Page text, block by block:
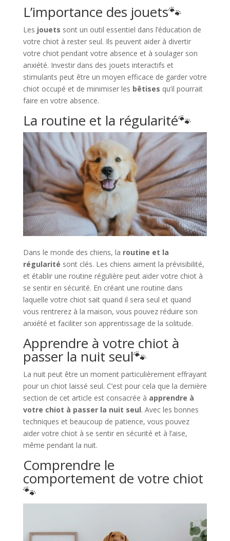
L’importance des jouets🐾​
Les jouets sont un outil essentiel dans l’éducation de
votre chiot à rester seul. Ils peuvent aider à divertir
votre chiot pendant votre absence et à soulager son
anxiété. Investir dans des jouets interactifs et
stimulants peut être un moyen efficace de garder votre
chiot occupé et de minimiser les bêtises qu’il pourrait
faire en votre absence.
La routine et la régularité🐾​
Dans le monde des chiens, la routine et la
régularité sont clés. Les chiens aiment la prévisibilité,
et établir une routine régulière peut aider votre chiot à
se sentir en sécurité. En créant une routine dans
laquelle votre chiot sait quand il sera seul et quand
vous rentrerez à la maison, vous pouvez réduire son
anxiété et faciliter son apprentissage de la solitude.
Apprendre à votre chiot à
passer la nuit seul🐾​
La nuit peut être un moment particulièrement effrayant
pour un chiot laissé seul. C’est pour cela que la dernière
section de cet article est consacrée à apprendre à
votre chiot à passer la nuit seul. Avec les bonnes
techniques et beaucoup de patience, vous pouvez
aider votre chiot à se sentir en sécurité et à l’aise,
même pendant la nuit.
Comprendre le
comportement de votre chiot
🐾​